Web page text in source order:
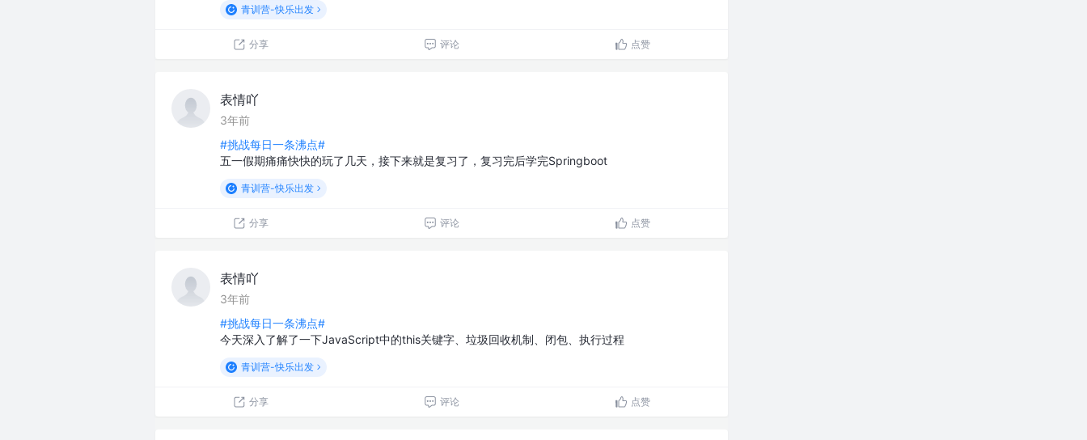
青训营-快乐出发
分享 评论 点赞
表情吖
3年前
#挑战每日一条沸点#
五一假期痛痛快快的玩了几天，接下来就是复习了，复习完后学完Springboot
青训营-快乐出发
分享 评论 点赞
表情吖
3年前
#挑战每日一条沸点#
今天深入了解了一下JavaScript中的this关键字、垃圾回收机制、闭包、执行过程
青训营-快乐出发
分享 评论 点赞